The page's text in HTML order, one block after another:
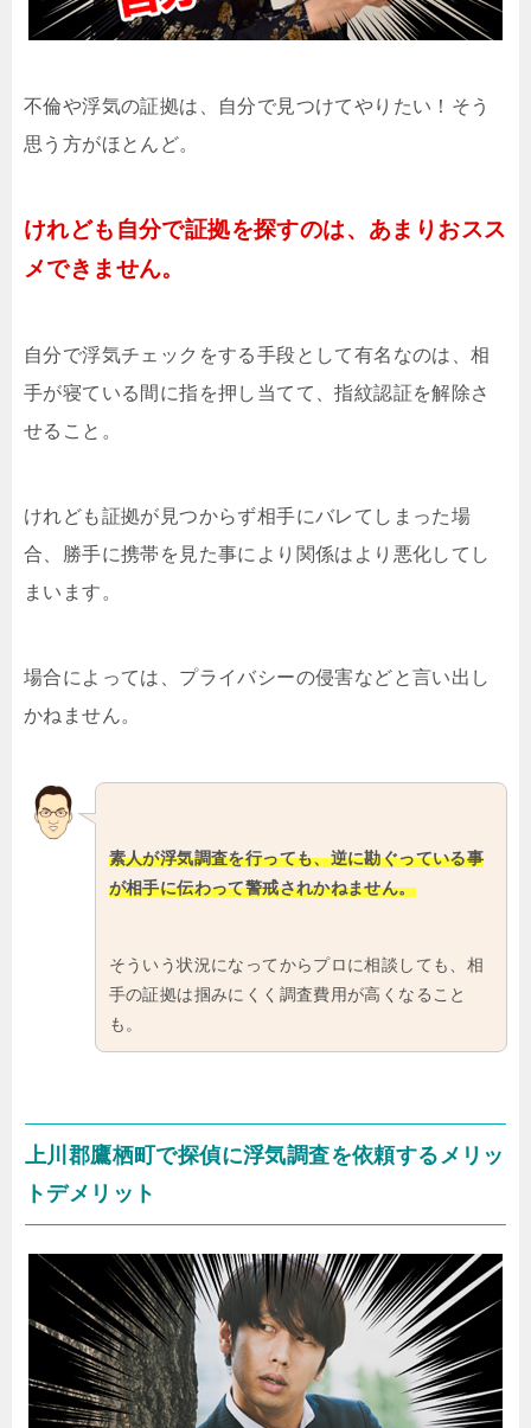
不倫や浮気の証拠は、自分で見つけてやりたい！そう
思う方がほとんど。
けれども自分で証拠を探すのは、あまりおスス
メできません。
自分で浮気チェックをする手段として有名なのは、相
手が寝ている間に指を押し当てて、指紋認証を解除さ
せること。
けれども証拠が見つからず相手にバレてしまった場
合、勝手に携帯を見た事により関係はより悪化してし
まいます。
場合によっては、プライバシーの侵害などと言い出し
かねません。
素人が浮気調査を行っても、逆に勘ぐっている事
が相手に伝わって警戒されかねません。
そういう状況になってからプロに相談しても、相
手の証拠は掴みにくく調査費用が高くなること
も。
上川郡鷹栖町で探偵に浮気調査を依頼するメリッ
トデメリット